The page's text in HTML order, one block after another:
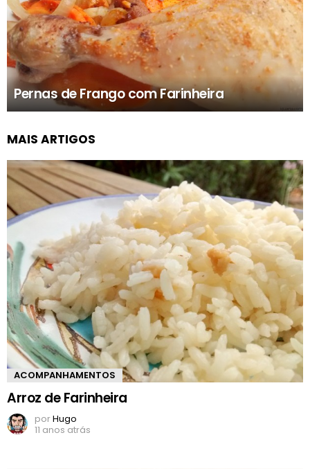
Pernas de Frango com Farinheira
MAIS ARTIGOS
ACOMPANHAMENTOS
Arroz de Farinheira
porHugo
11 anos atrás